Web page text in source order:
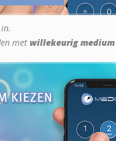
met willekeurig medium